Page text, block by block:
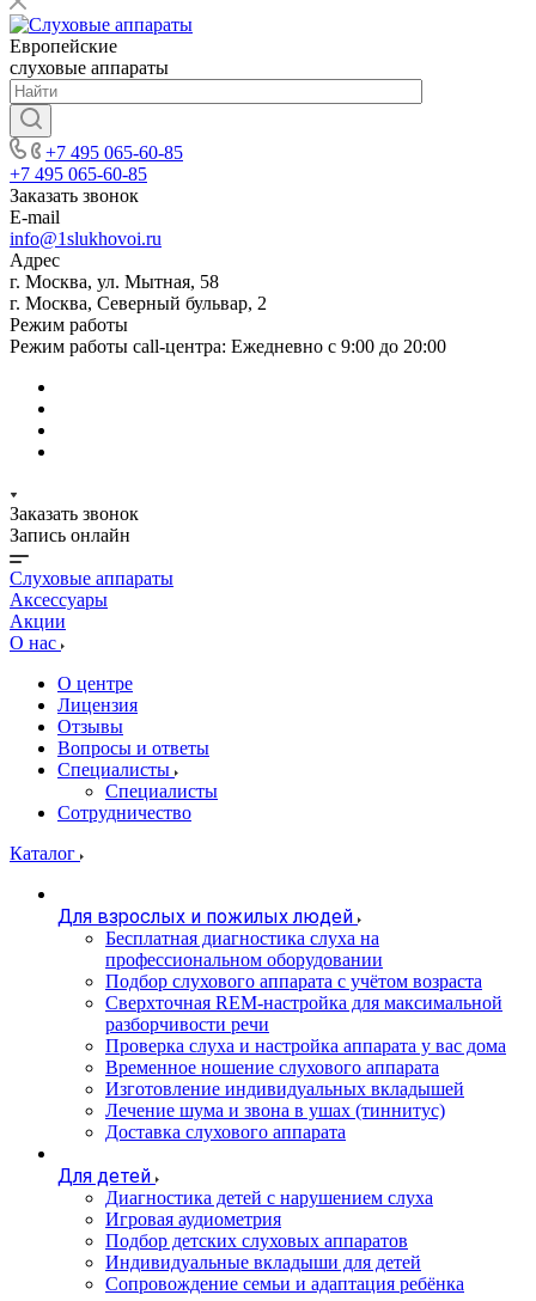
Европейские
слуховые аппараты
+7 495 065-60-85
+7 495 065-60-85
Заказать звонок
E-mail
info@1slukhovoi.ru
Адрес
г. Москва, ул. Мытная, 58
г. Москва, Северный бульвар, 2
Режим работы
Режим работы call-центра: Ежедневно с 9:00 до 20:00
Заказать звонок
Запись онлайн
Слуховые аппараты
Аксессуары
Акции
О нас
О центре
Лицензия
Отзывы
Вопросы и ответы
Специалисты
Специалисты
Сотрудничество
Каталог
Для взрослых и пожилых людей
Бесплатная диагностика слуха на
профессиональном оборудовании
Подбор слухового аппарата с учётом возраста
Сверхточная REM-настройка для максимальной
разборчивости речи
Проверка слуха и настройка аппарата у вас дома
Временное ношение слухового аппарата
Изготовление индивидуальных вкладышей
Лечение шума и звона в ушах (тиннитус)
Доставка слухового аппарата
Для детей
Диагностика детей с нарушением слуха
Игровая аудиометрия
Подбор детских слуховых аппаратов
Индивидуальные вкладыши для детей
Сопровождение семьи и адаптация ребёнка